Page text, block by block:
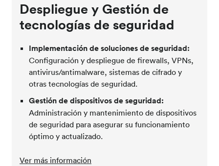
Despliegue y Gestión de
tecnologías de seguridad
Implementación de soluciones de seguridad:
Configuración y despliegue de firewalls, VPNs,
antivirus/antimalware, sistemas de cifrado y
otras tecnologías de seguridad.
Gestión de dispositivos de seguridad:
Administración y mantenimiento de dispositivos
de seguridad para asegurar su funcionamiento
óptimo y actualizado.
Ver más información